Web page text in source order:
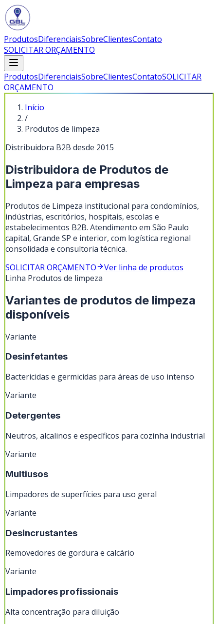
ProdutosDiferenciaisSobreClientesContato
SOLICITAR ORÇAMENTO
ProdutosDiferenciaisSobreClientesContatoSOLICITAR
ORÇAMENTO
Início
/
Produtos de limpeza
Distribuidora B2B desde 2015
Distribuidora de Produtos de
Limpeza para empresas
Produtos de Limpeza institucional para condomínios,
indústrias, escritórios, hospitais, escolas e
estabelecimentos B2B. Atendimento em São Paulo
capital, Grande SP e interior, com logística regional
consolidada e consultoria técnica.
SOLICITAR ORÇAMENTO
Ver linha de produtos
Linha Produtos de limpeza
Variantes de produtos de limpeza
disponíveis
Variante
Desinfetantes
Bactericidas e germicidas para áreas de uso intenso
Variante
Detergentes
Neutros, alcalinos e específicos para cozinha industrial
Variante
Multiusos
Limpadores de superfícies para uso geral
Variante
Desincrustantes
Removedores de gordura e calcário
Variante
Limpadores profissionais
Alta concentração para diluição